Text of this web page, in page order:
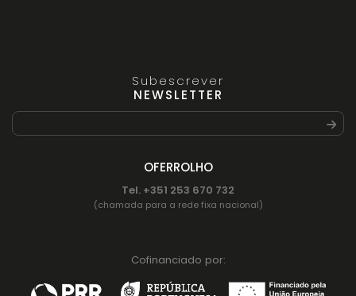
Subescrever
NEWSLETTER
OFERROLHO
Tel. +351 253 670 732
(chamada para a rede fixa nacional)
Cofinanciado por: